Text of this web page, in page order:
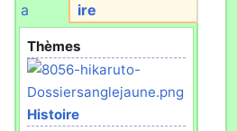
ire
Thèmes
Histoire